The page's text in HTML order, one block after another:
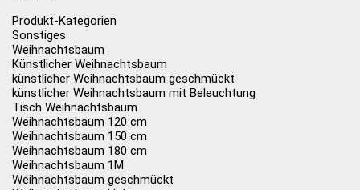
Produkt-Kategorien
Sonstiges
Weihnachtsbaum
Künstlicher Weihnachtsbaum
künstlicher Weihnachtsbaum geschmückt
künstlicher Weihnachtsbaum mit Beleuchtung
Tisch Weihnachtsbaum
Weihnachtsbaum 120 cm
Weihnachtsbaum 150 cm
Weihnachtsbaum 180 cm
Weihnachtsbaum 1M
Weihnachtsbaum geschmückt